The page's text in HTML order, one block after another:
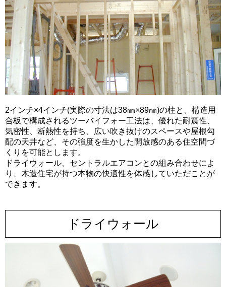
2インチ×4インチ(実際の寸法は38㎜×89㎜)の柱と、構造用
合板で構成されるツーバイフォー工法は、優れた耐震性、
気密性、断熱性を持ち、広い吹き抜けのスペースや屋根勾
配の天井など、その強度を生かした開放感のある住空間づ
くりを可能とします。
ドライウォール、セントラルエアコンとの組み合わせによ
り、木造住宅が持つ本物の快適性を体感していただことが
できます。
ドライウォール